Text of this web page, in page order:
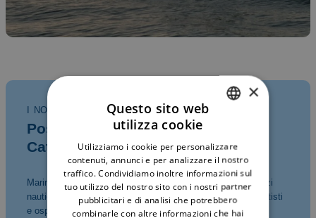
I NOSTRI SERVIZI
Posti Barca Cefalù, Scuba Diving,
Catamaran Tour
Marina Yachting Cefalù offre una gamma completa di servizi
nautici a Cefalù, pensati per soddisfare le esigenze di diportisti
e ospiti in visita via terra.
ENGLISH
×
Questo sito web
utilizza cookie
Utilizziamo i cookie per personalizzare
contenuti, annunci e per analizzare il nostro
traffico. Condividiamo inoltre informazioni sul
tuo utilizzo del nostro sito con i nostri partner
pubblicitari e di analisi che potrebbero
combinarle con altre informazioni che hai